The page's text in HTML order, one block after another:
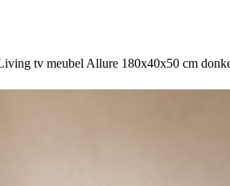
tv meubel Allure 180x40x50 cm